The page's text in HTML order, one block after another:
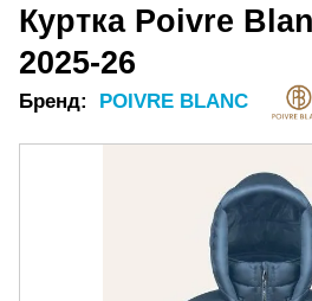
Куртка Poivre
2025-26
Бренд: POIVRE BLANC